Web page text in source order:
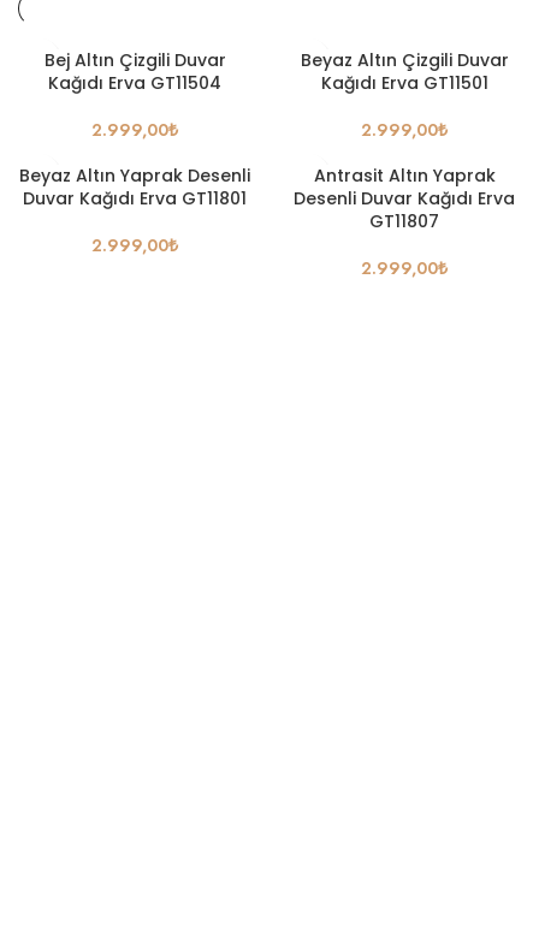
Bej Altın Çizgili Duvar
Kağıdı Erva GT11504
2.999,00₺
Beyaz Altın Çizgili Duvar
Kağıdı Erva GT11501
2.999,00₺
Beyaz Altın Yaprak Desenli
Duvar Kağıdı Erva GT11801
2.999,00₺
Antrasit Altın Yaprak
Desenli Duvar Kağıdı Erva
GT11807
2.999,00₺